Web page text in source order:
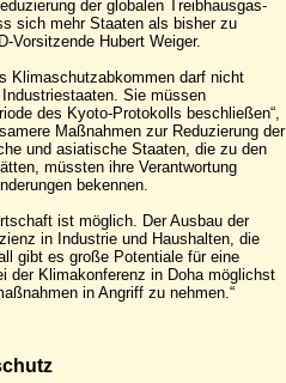
der globalen Treibhausgas-
sich mehr Staaten als bisher zu
Vorsitzende Hubert Weiger.
Klimaschutzabkommen darf nicht
Sie müssen
des Kyoto-Protokolls beschließen“,
Maßnahmen zur Reduzierung der
und asiatische Staaten, die zu den
müssten ihre Verantwortung
bekennen.
ist möglich. Der Ausbau der
in Industrie und Haushalten, die
gibt es große Potentiale für eine
der Klimakonferenz in Doha möglichst
in Angriff zu nehmen.“